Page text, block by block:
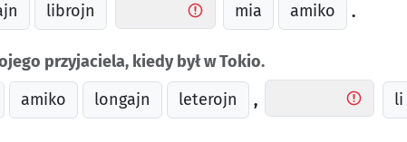
librojn mia amiko .
przyjaciela, kiedy był w Tokio.
amiko longajn leterojn , li